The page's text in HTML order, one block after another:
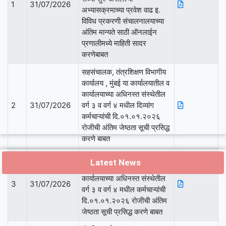
1 31/07/2026
अभ्यासक्रमाच्या प्रवेश वाढ इ.
विविध प्रकरणी संचालनालयाच्या
अंतिम मान्यते साठी ऑनलाईन
प्रणालीमध्ये माहिती सादर
करणेबाबत
2 31/07/2026
सहसंचालक, तंत्रशिक्षण विभागीय
कार्यालय , मुंबई या कार्यालयातील व
कार्यालयाच्या अधिनस्त संस्थेतील
वर्ग ३ व वर्ग ४ मधील दिव्यांग
कर्मचाऱ्यांची दि.०१.०१.२०२६
रोजीची अंतिम जेष्ठता सूची प्रसिद्ध
करणे बाबत
3 31/07/2026
कार्यालय , मुंबई या कार्यालयातील व
कार्यालयाच्या अधिनस्त संस्थेतील
वर्ग ३ व वर्ग ४ मधील कर्मचाऱ्यांची
दि.०१.०१.२०२६ रोजीची अंतिम
जेष्ठता सूची प्रसिद्ध करणे बाबत
Latest News
निविदा मागणी पत्र आणि हमीपत्र(1)